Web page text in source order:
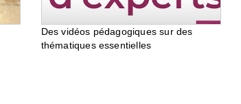
Des vidéos pédagogiques sur des
thématiques essentielles